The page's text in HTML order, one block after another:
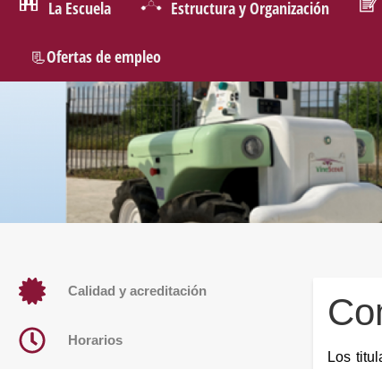
La Escuela Estructura y Organización
📃Ofertas de empleo
Los
Calidad y acreditación
Horarios